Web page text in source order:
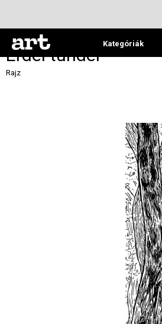
Kategóriák
Erdei tündér
Rajz